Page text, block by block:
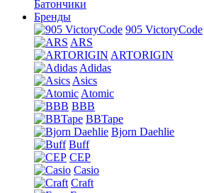
Батончики
Бренды
905 VictoryCode
ARS
ARTORIGIN
Adidas
Asics
Atomic
BBB
BBTape
Bjorn Daehlie
Buff
CEP
Casio
Craft